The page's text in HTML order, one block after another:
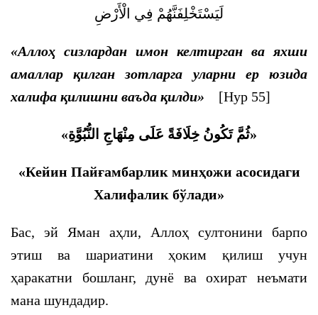
لَيَسْتَخْلِفَنَّهُمْ فِي الْأَرْضِ
«Аллоҳ сизлардан имон келтирган ва яхши
амаллар қилган зотларга уларни ер юзида
халифа қилишни ваъда қилди» [Нур 55]
«ثُمَّ تَكُونُ خِلَافَةً عَلَى مِنْهَاجِ النُّبُوَّةِ»
«Кейин Пайғамбарлик минҳожи асосидаги
Халифалик бўлади»
Бас, эй Яман аҳли, Аллоҳ султонини барпо
этиш ва шариатини ҳоким қилиш учун
ҳаракатни бошланг, дунё ва охират неъмати
мана шундадир.